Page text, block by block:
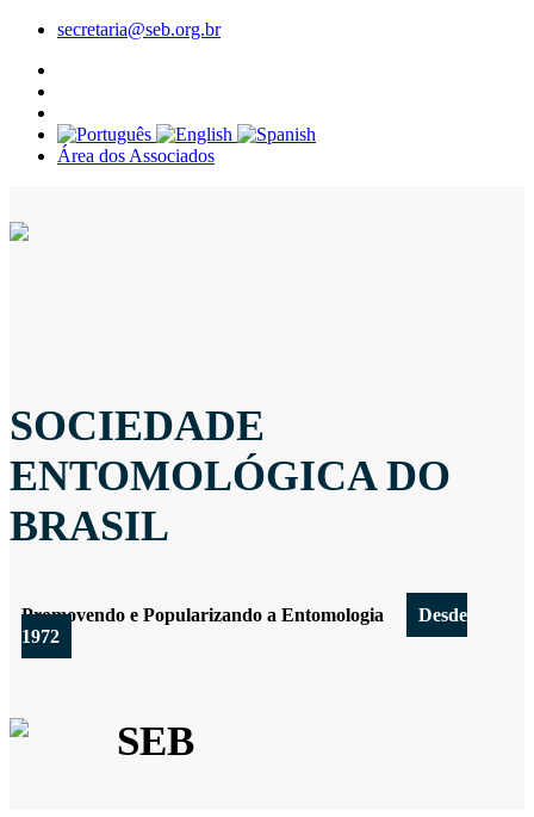
secretaria@seb.org.br
Área dos Associados
SOCIEDADE
ENTOMOLÓGICA DO
BRASIL
Promovendo e Popularizando a Entomologia
Desde
1972
SEB